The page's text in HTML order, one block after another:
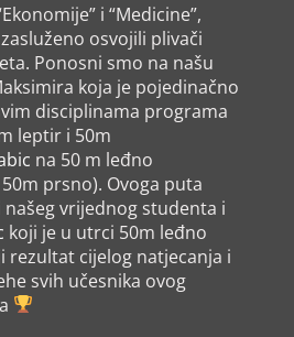
i “Medicine”,
osvojili plivači
Ponosni smo na našu
koja je pojedinačno
disciplinama programa
leptir i 50m
na 50 m leđno
prsno). Ovoga puta
vrijednog studenta i
koji je u utrci 50m leđno
rezultat cijelog natjecanja i
svih učesnika ovog